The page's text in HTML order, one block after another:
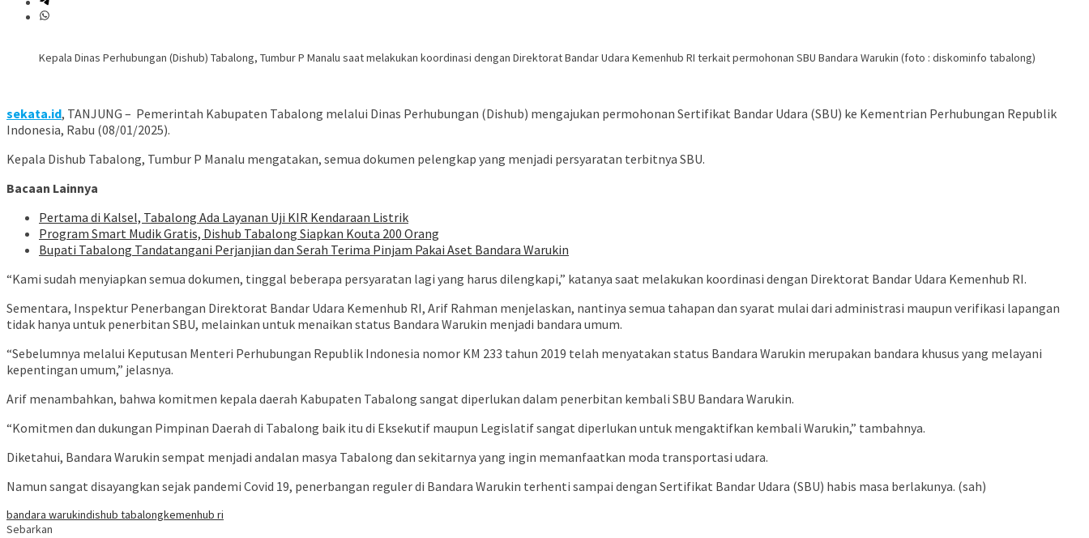
Kepala Dinas Perhubungan (Dishub) Tabalong, Tumbur P Manalu saat melakukan koordinasi dengan Direktorat Bandar Udara Kemenhub RI terkait permohonan SBU Bandara Warukin (foto : diskominfo tabalong)
sekata.id, TANJUNG – Pemerintah Kabupaten Tabalong melalui Dinas Perhubungan (Dishub) mengajukan permohonan Sertifikat Bandar Udara (SBU) ke Kementrian Perhubungan Republik
Indonesia, Rabu (08/01/2025).
Kepala Dishub Tabalong, Tumbur P Manalu mengatakan, semua dokumen pelengkap yang menjadi persyaratan terbitnya SBU.
Bacaan Lainnya
Pertama di Kalsel, Tabalong Ada Layanan Uji KIR Kendaraan Listrik
Program Smart Mudik Gratis, Dishub Tabalong Siapkan Kouta 200 Orang
Bupati Tabalong Tandatangani Perjanjian dan Serah Terima Pinjam Pakai Aset Bandara Warukin
“Kami sudah menyiapkan semua dokumen, tinggal beberapa persyaratan lagi yang harus dilengkapi,” katanya saat melakukan koordinasi dengan Direktorat Bandar Udara Kemenhub RI.
Sementara, Inspektur Penerbangan Direktorat Bandar Udara Kemenhub RI, Arif Rahman menjelaskan, nantinya semua tahapan dan syarat mulai dari administrasi maupun verifikasi lapangan
tidak hanya untuk penerbitan SBU, melainkan untuk menaikan status Bandara Warukin menjadi bandara umum.
“Sebelumnya melalui Keputusan Menteri Perhubungan Republik Indonesia nomor KM 233 tahun 2019 telah menyatakan status Bandara Warukin merupakan bandara khusus yang melayani
kepentingan umum,” jelasnya.
Arif menambahkan, bahwa komitmen kepala daerah Kabupaten Tabalong sangat diperlukan dalam penerbitan kembali SBU Bandara Warukin.
“Komitmen dan dukungan Pimpinan Daerah di Tabalong baik itu di Eksekutif maupun Legislatif sangat diperlukan untuk mengaktifkan kembali Warukin,” tambahnya.
Diketahui, Bandara Warukin sempat menjadi andalan masya Tabalong dan sekitarnya yang ingin memanfaatkan moda transportasi udara.
Namun sangat disayangkan sejak pandemi Covid 19, penerbangan reguler di Bandara Warukin terhenti sampai dengan Sertifikat Bandar Udara (SBU) habis masa berlakunya. (sah)
bandara warukindishub tabalongkemenhub ri
Sebarkan